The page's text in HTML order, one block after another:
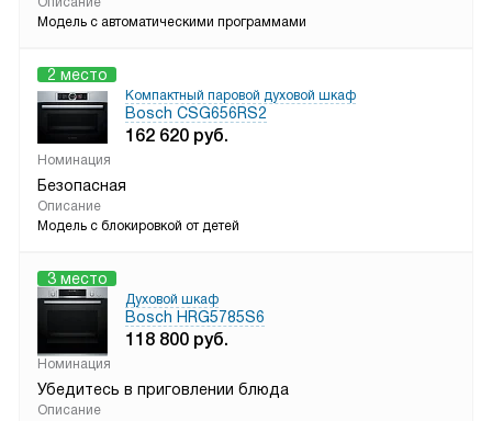
Модель с автоматическими программами
2 место
Компактный паровой духовой шкаф
Bosch CSG656RS2
162 620 руб.
Номинация
Безопасная
Описание
Модель с блокировкой от детей
3 место
Духовой шкаф
Bosch HRG5785S6
118 800 руб.
Номинация
Убедитесь в приговлении блюда
Описание